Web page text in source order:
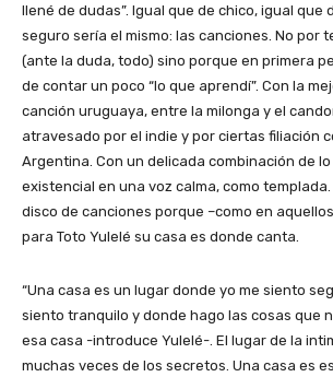
llené de dudas”. Igual que de chico, igual que
seguro sería el mismo: las canciones. No por
(ante la duda, todo) sino porque en primera
de contar un poco “lo que aprendí”. Con la
canción uruguaya, entre la milonga y el
atravesado por el indie y por ciertas filiación
Argentina. Con un delicada combinación de
existencial en una voz calma, como templada.
disco de canciones porque –como en
para Toto Yulelé su casa es donde canta.
“Una casa es un lugar donde yo me siento
siento tranquilo y donde hago las cosas que
esa casa -introduce Yulelé-. El lugar de la
muchas veces de los secretos. Una casa es